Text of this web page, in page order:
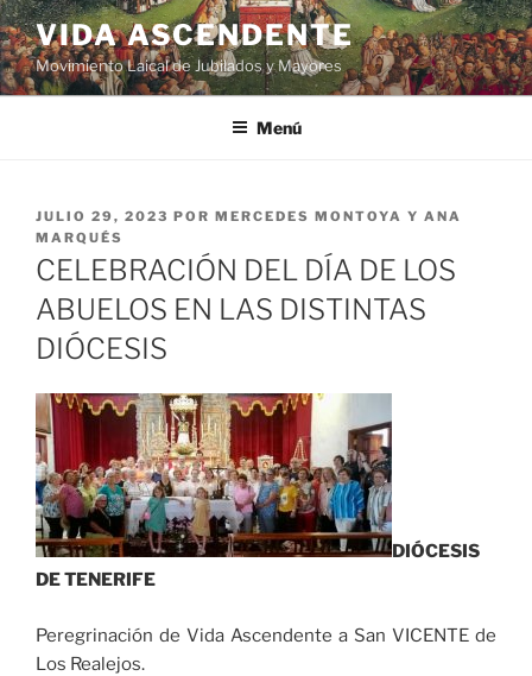
VIDA ASCENDENTE
Movimiento Laical de Jubilados y Mayores
Menú
JULIO 29, 2023 POR MERCEDES MONTOYA Y ANA
MARQUÉS
CELEBRACIÓN DEL DÍA DE LOS
ABUELOS EN LAS DISTINTAS
DIÓCESIS
DIÓCESIS
DE TENERIFE
Peregrinación de Vida Ascendente a San VICENTE de
Los Realejos.